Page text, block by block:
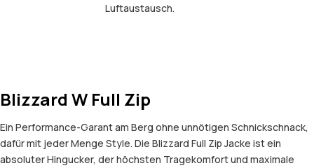
Luftaustausch.
Blizzard W Full Zip
Ein Performance-Garant am Berg ohne unnötigen Schnickschnack,
dafür mit jeder Menge Style. Die Blizzard Full Zip Jacke ist ein
absoluter Hingucker, der höchsten Tragekomfort und maximale